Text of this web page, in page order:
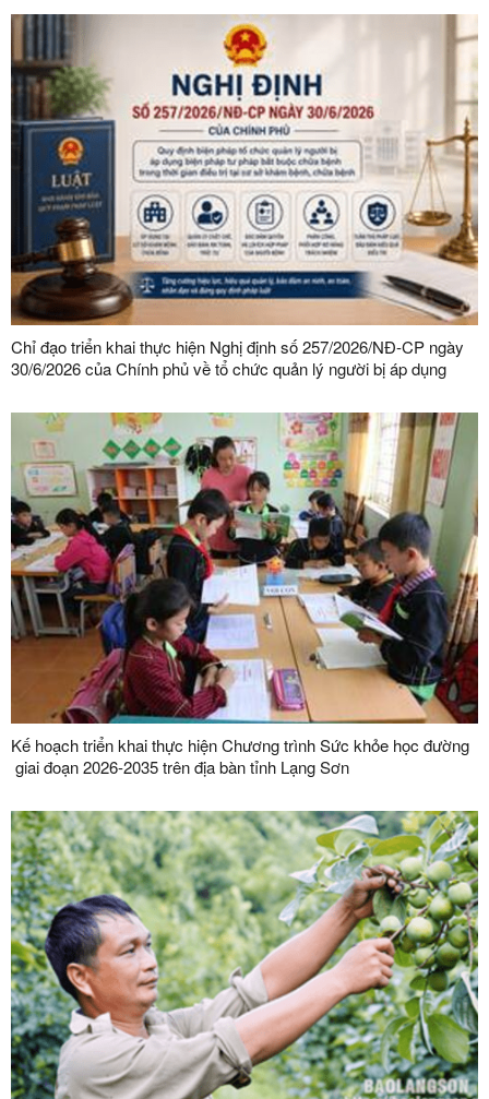
Chỉ đạo triển khai thực hiện Nghị định số 257/2026/NĐ-CP ngày
30/6/2026 của Chính phủ về tổ chức quản lý người bị áp dụng
Kế hoạch triển khai thực hiện Chương trình Sức khỏe học đường
giai đoạn 2026-2035 trên địa bàn tỉnh Lạng Sơn